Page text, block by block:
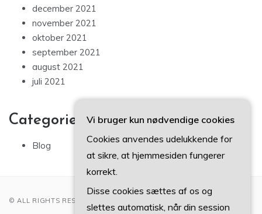
januar 2022
december 2021
november 2021
oktober 2021
september 2021
august 2021
Vi bruger kun nødvendige cookies
Cookies anvendes udelukkende for
at sikre, at hjemmesiden fungerer
korrekt.
Disse cookies sættes af os og
slettes automatisk, når din session